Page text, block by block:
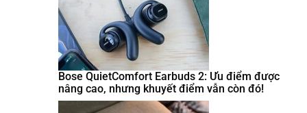
Bose QuietComfort Earbuds 2: Ưu điểm được
nâng cao, nhưng khuyết điểm vẫn còn đó!